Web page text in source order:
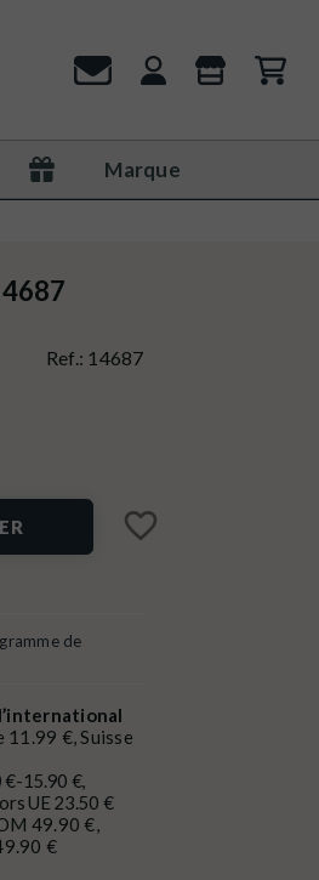
Marque
Ref.: 14687
favorite_border
de
11.99 €, Suisse
€-15.90 €,
UE 23.50 €
49.90 €,
€